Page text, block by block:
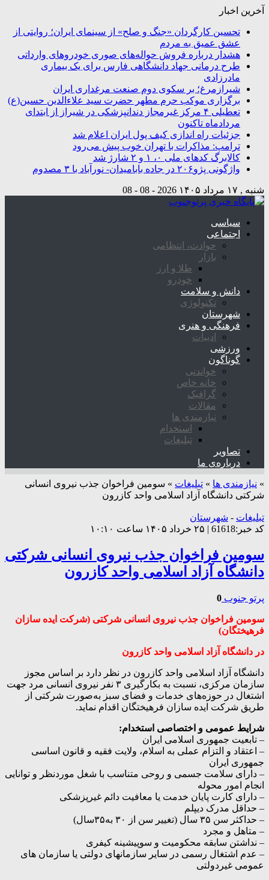
آخرین اخبار
تحسین کارگردان «جنگ و صلح» از سینمای ایران؛ روایتی از
عشق عمیق به مردم
هشدار درباره فروش حواله‌های صوری خودروهای وارداتی
طرح درمانی جهاد دانشگاهی فارس برای یک بیماری
مادرزادی
شیرازمرغ؛ بر سکوی دوم صنعت مرغداری ایران
برگزاری موکب حرم مطهر حضرت سید علاءالدین حسین(ع)
تعطیلی ۴ مرکز غیرمجاز دندانپزشکی در شیراز از ابتدای
مردادماه تاکنون
جزئیات راه اندازی کیف پول ایران اعلام شد
ترامپ: مذاکرات با تهران خوب پیش می‌رود
کالابرگ کدهای ملی ۰، ۱ و ۲ شارژ شد
واژگونی پژو۲۰۶ در جاده بابامیدان- نورآباد با ۳ مصدوم
شنبه , ۱۷ مرداد ۱۴۰۵ 2026 - 08 - 08
سیاسی
اجتماعی
حوادث، انتظامی
بازار
طلا و ارز
خودرو
دانش و سلامت
تکنولوژی
شهرستان
فرهنگی و هنری
ادبیات
ورزشی
گوناگون
خواندنی
خانه خاص
گرافیک
مقالات
نیازمندی ها
استخدام
تبلیغات
تصاویر
درباره‌ی ما
» نیازمندی ها » تبلیغات » سومین فراخوان جذب نیروی انسانی
شرکتی دانشگاه آزاد اسلامی واحد کازرون
تبلیغات - شهرستان
کد خبر:61618 | ۲۵ خرداد ۱۴۰۵ ساعت ۱۰:۱۰
سومین فراخوان جذب نیروی انسانی شرکتی
دانشگاه آزاد اسلامی واحد کازرون
پرتو جنوب 0
سومین فراخوان جذب نیروی انسانی شرکتی (شرکت ایده سازان
فرهیختگان)
در دانشگاه آزاد اسلامی واحد کازرون
دانشگاه آزاد اسلامی واحد کازرون در نظر دارد بر اساس مجوز
سازمان مرکزی، نسبت به بکارگیری ۳ نفر نیروی انسانی مرد جهت
اشتغال در حوزه‌های خدمات و فضای سبز به‌صورت شرکتی از
طریق شرکت ایده سازان فرهیختگان اقدام نماید.
شرایط عمومی و اختصاصی استخدام:
– تابعیت جمهوری اسلامی ایران
– اعتقاد و التزام عملی به اسلام، ولایت فقیه و قانون اساسی
جمهوری ایران
– دارای سلامت جسمی و روحی متناسب با شغل موردنظر و توانایی
انجام امور محوله
– دارای کارت پایان خدمت یا معافیت دائم غیرپزشکی
– حداقل مدرک دیپلم
– حداکثر سن ۳۵ سال (تغییر سن از ۳۰ به۳۵سال)
– متاهل و مجرد
– نداشتن سابقه محکومیت و سوپیشینه کیفری
– عدم اشتغال رسمی در سایر سازمانهای دولتی یا سازمان های
عمومی غیردولتی